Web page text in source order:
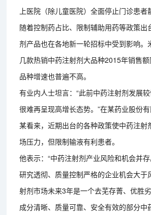
上医院（除儿童医院）全面停止门诊患者
随着控制药占比、限制辅助用药等政策出
剂产品也在各地新一轮招标中受到影响。
几款热销中药注射剂大品种2015年销售
品种增速也普遍不高。
有业内人士坦言：“此前中药注射剂发展
很难再呈现高增长态势。”在某药业股份
某看来，近期出台的各种政策使中药注射
场压力，但限制输液有利患者。
他表示：“中药注射剂产业风险和机会并
研究透彻、质量控制严格的企业机会大于
射剂市场未来3年是一个去芜存菁、优胜
成分清晰、质量可靠、安全有效的部分中